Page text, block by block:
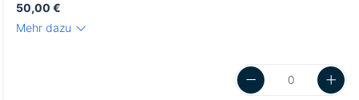
50,00 €
Mehr dazu